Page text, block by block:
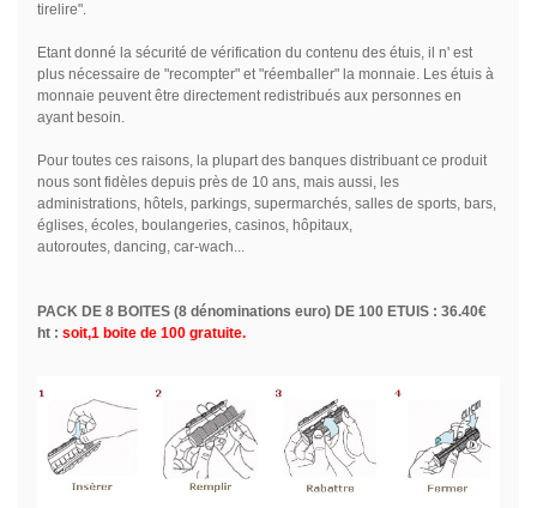
tirelire".
Etant donné la sécurité de vérification du contenu des étuis, il n' est
plus nécessaire de "recompter" et "réemballer" la monnaie. Les étuis à
monnaie peuvent être directement redistribués aux personnes en
ayant besoin.
Pour toutes ces raisons, la plupart des banques distribuant ce produit
nous sont fidèles depuis près de 10 ans, mais aussi, les
administrations, hôtels, parkings, supermarchés, salles de sports, bars,
églises, écoles, boulangeries, casinos, hôpitaux,
autoroutes, dancing, car-wach...
PACK DE 8 BOITES (8 dénominations euro) DE 100 ETUIS : 36.40€
ht : soit,1 boite de 100 gratuite.